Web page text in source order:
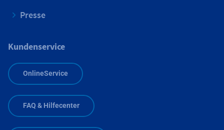
Presse
Kundenservice
OnlineService
FAQ & Hilfecenter